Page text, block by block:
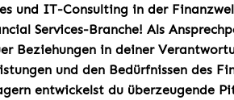
und IT-Consulting in der
Services-Branche! Als
Beziehungen in deiner
und den Bedürfnissen des
entwickelst du überzeugende